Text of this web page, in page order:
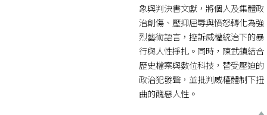
象與判決書文獻，將個人及集體政
治創傷、壓抑屈辱與憤怒轉化為強
烈藝術語言，控訴威權統治下的暴
行與人性掙扎。同時，陳武鎮結合
歷史檔案與數位科技，替受壓迫的
政治犯發聲，並批判威權體制下扭
曲的醜惡人性。